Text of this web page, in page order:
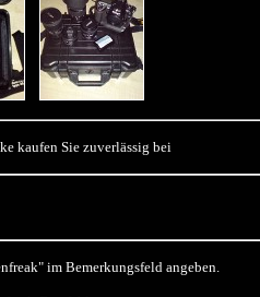
kaufen Sie zuverlässig bei
im Bemerkungsfeld angeben.